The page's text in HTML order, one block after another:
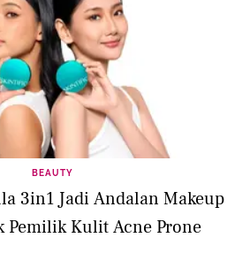
BEAUTY
3in1 Jadi Andalan Makeup
Pemilik Kulit Acne Prone